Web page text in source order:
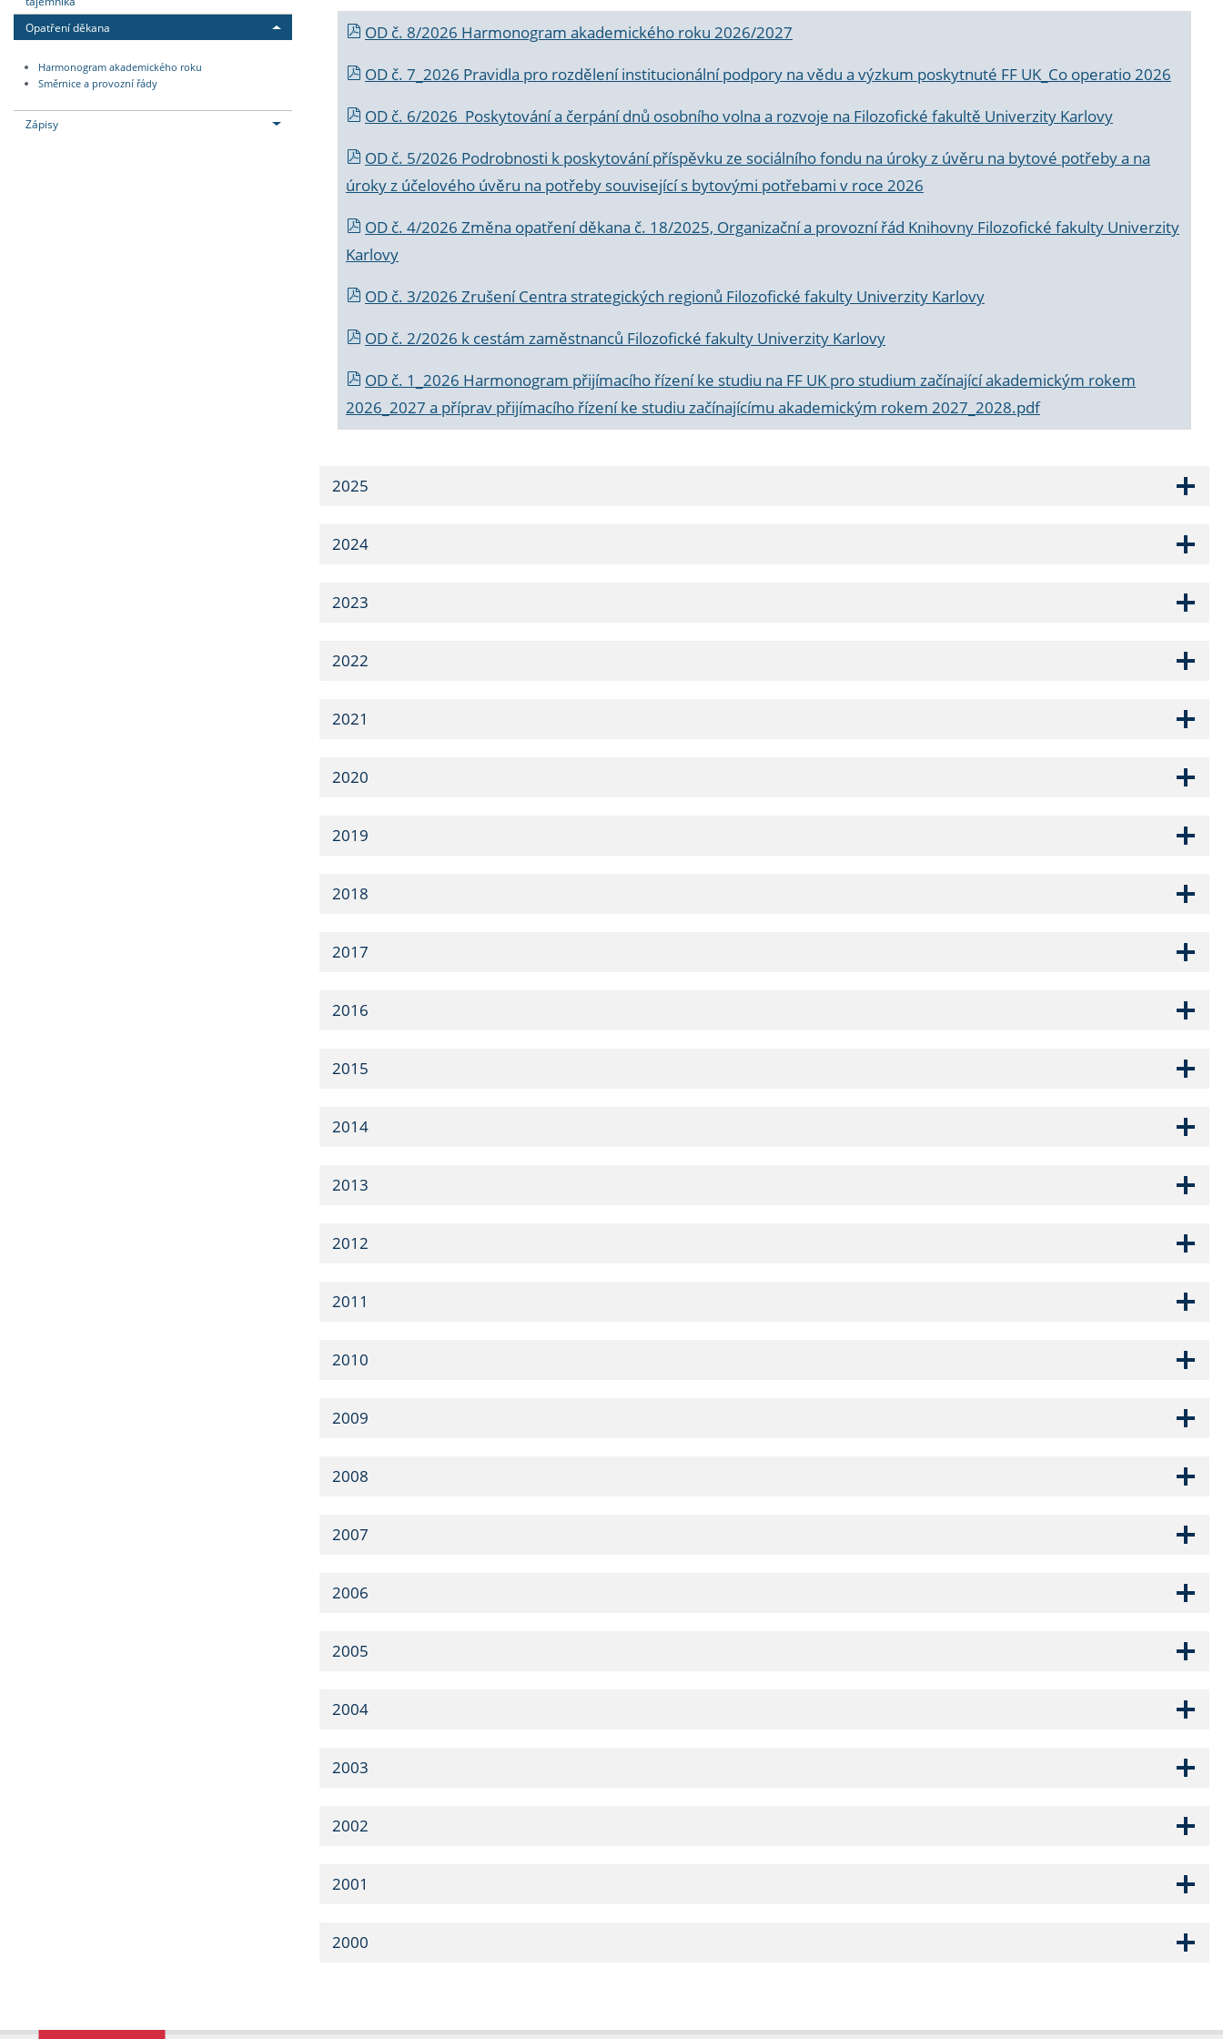
Opatření děkana
Harmonogram akademického roku
Směrnice a provozní řády
Zápisy
OD č. 8/2026 Harmonogram akademického roku 2026/2027
OD č. 7_2026 Pravidla pro rozdělení institucionální podpory na vědu a výzkum poskytnuté FF UK_Co operatio 2026
OD č. 6/2026 Poskytování a čerpání dnů osobního volna a rozvoje na Filozofické fakultě Univerzity Karlovy
OD č. 5/2026 Podrobnosti k poskytování příspěvku ze sociálního fondu na úroky z úvěru na bytové potřeby a na
úroky z účelového úvěru na potřeby související s bytovými potřebami v roce 2026
OD č. 4/2026 Změna opatření děkana č. 18/2025, Organizační a provozní řád Knihovny Filozofické fakulty Univerzity
Karlovy
OD č. 3/2026 Zrušení Centra strategických regionů Filozofické fakulty Univerzity Karlovy
OD č. 2/2026 k cestám zaměstnanců Filozofické fakulty Univerzity Karlovy
OD č. 1_2026 Harmonogram přijímacího řízení ke studiu na FF UK pro studium začínající akademickým rokem
2026_2027 a příprav přijímacího řízení ke studiu začínajícímu akademickým rokem 2027_2028.pdf
2025
2024
2023
2022
2021
2020
2019
2018
2017
2016
2015
2014
2013
2012
2011
2010
2009
2008
2007
2006
2005
2004
2003
2002
2001
2000